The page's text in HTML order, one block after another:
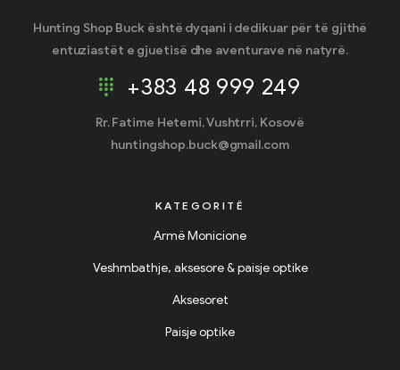
Hunting Shop Buck është dyqani i dedikuar për të gjithë
entuziastët e gjuetisë dhe aventurave në natyrë.
+383 48 999 249
Rr. Fatime Hetemi, Vushtrri, Kosovë
huntingshop.buck@gmail.com
KATEGORITË
Armë Monicione
Veshmbathje, aksesore & paisje optike
Aksesoret
Paisje optike